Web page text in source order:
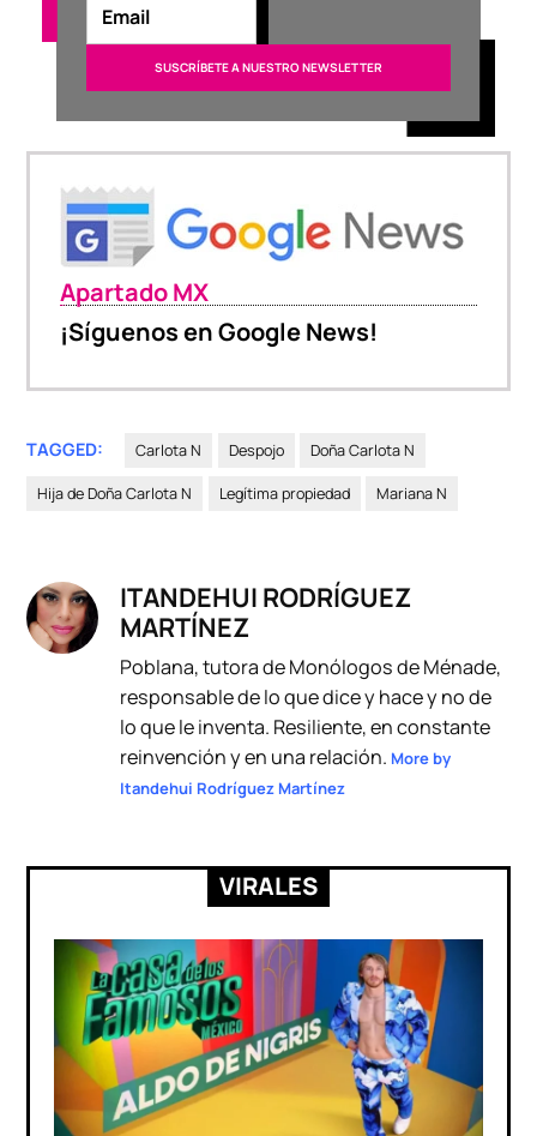
Apartado MX
¡Síguenos en Google News!
TAGGED: Carlota N Despojo Doña Carlota N
Hija de Doña Carlota N Legítima propiedad Mariana N
ITANDEHUI RODRÍGUEZ
MARTÍNEZ
Poblana, tutora de Monólogos de Ménade,
responsable de lo que dice y hace y no de
lo que le inventa. Resiliente, en constante
reinvención y en una relación. More by
Itandehui Rodríguez Martínez
VIRALES